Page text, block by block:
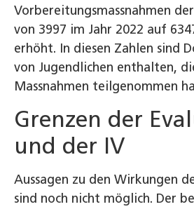
Vorbereitungsmassnahmen
von 3997 im Jahr 2022 auf
erhöht. In diesen Zahlen sind
von Jugendlichen enthalten,
Massnahmen teilgenommen
Grenzen der
und der IV
Aussagen zu den Wirkungen
sind noch nicht möglich. Der